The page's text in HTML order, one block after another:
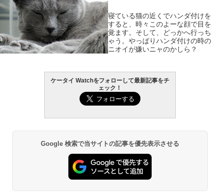
寝ている猫の近くでハンダ付けを
すると、時々このよーな顔で目を
覚ます。そして、どっかへ行っち
ゃう。やっぱりハンダ付けの時の
ニオイが嫌いニャのかしら？
ケータイ Watchをフォローして最新記事をチ
ェック！
Google 検索で当サイトの記事を優先表示させる